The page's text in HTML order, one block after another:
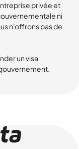
privée et
ni
n'offrons pas de
un visa